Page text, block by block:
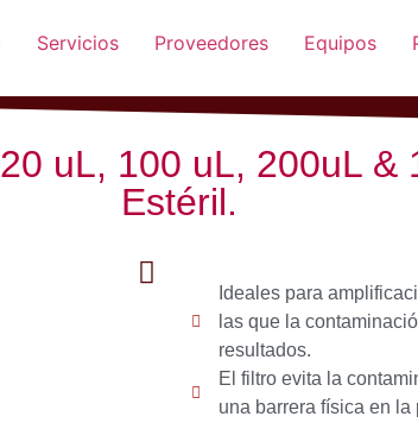
Servicios Proveedores Equipos
uL, 100 uL, 200uL &
Estéril.
Ideales para
las que la
resultados.
El filtro evita la
una barrera física en